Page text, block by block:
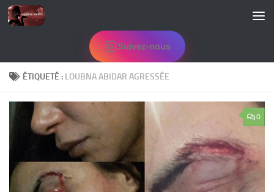
Skip to content
Suivez-nous
ÉTIQUETÉ : LOUBNA ABIDAR AGRESSÉE
0